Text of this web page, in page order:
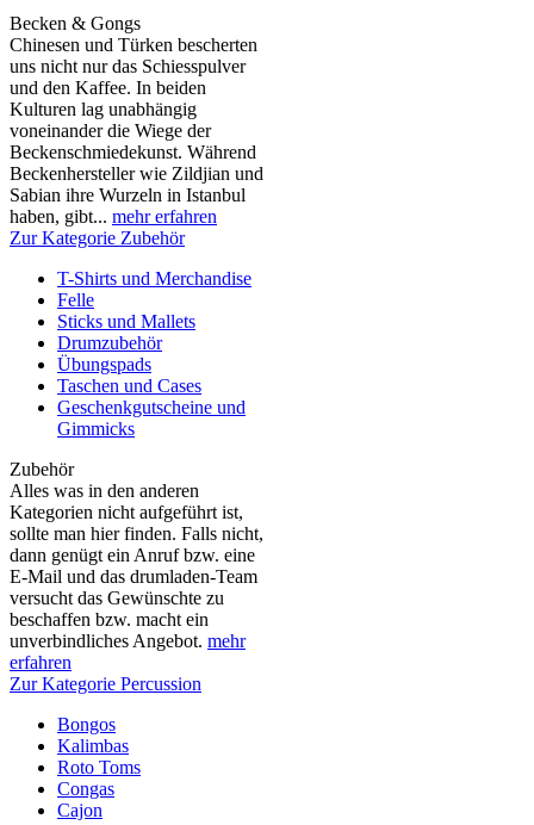
Becken & Gongs
Chinesen und Türken bescherten
uns nicht nur das Schiesspulver
und den Kaffee. In beiden
Kulturen lag unabhängig
voneinander die Wiege der
Beckenschmiedekunst. Während
Beckenhersteller wie Zildjian und
Sabian ihre Wurzeln in Istanbul
haben, gibt... mehr erfahren
Zur Kategorie Zubehör
T-Shirts und Merchandise
Felle
Sticks und Mallets
Drumzubehör
Übungspads
Taschen und Cases
Geschenkgutscheine und
Gimmicks
Zubehör
Alles was in den anderen
Kategorien nicht aufgeführt ist,
sollte man hier finden. Falls nicht,
dann genügt ein Anruf bzw. eine
E-Mail und das drumladen-Team
versucht das Gewünschte zu
beschaffen bzw. macht ein
unverbindliches Angebot. mehr
erfahren
Zur Kategorie Percussion
Bongos
Kalimbas
Roto Toms
Congas
Cajon